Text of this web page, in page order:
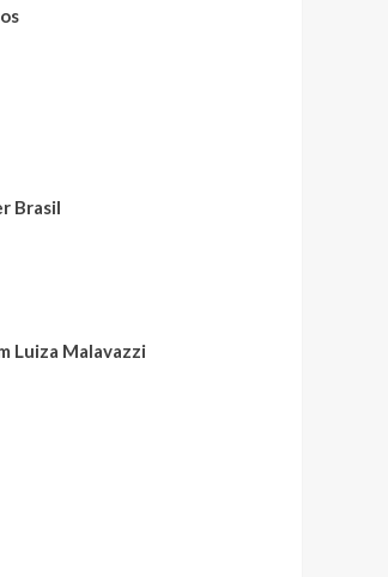
Brasil
Luiza Malavazzi